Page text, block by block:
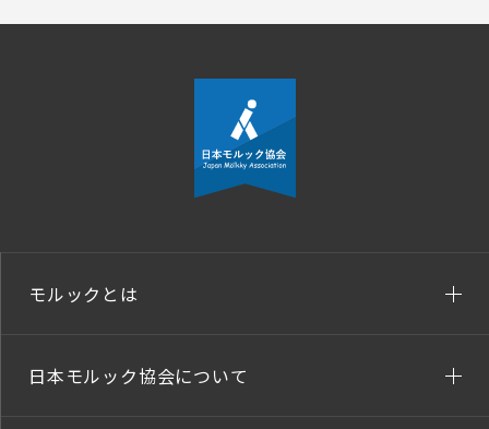
モルックとは
日本モルック協会について